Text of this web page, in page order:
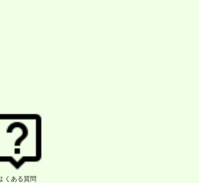
よくある質問